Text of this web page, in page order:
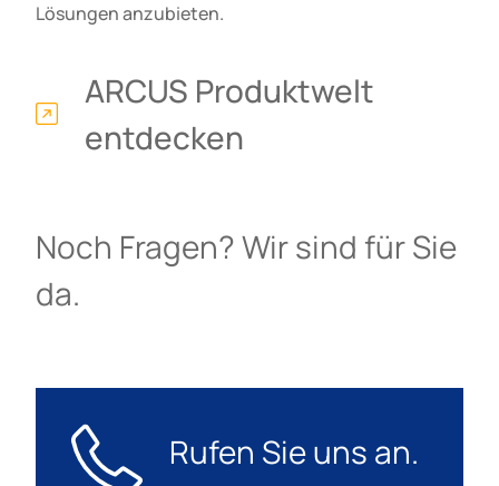
Lösungen anzubieten.
ARCUS Produktwelt
entdecken
Noch Fragen? Wir sind für Sie
da.
Rufen Sie uns an.